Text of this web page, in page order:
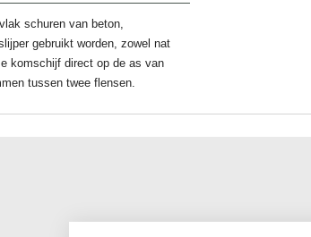
schuren van beton,
gebruikt worden, zowel nat
komschijf direct op de as van
tussen twee flensen.